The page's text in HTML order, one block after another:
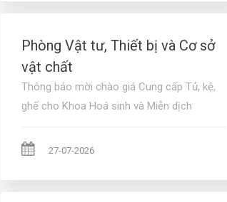
Phòng Vật tư, Thiết bị và Cơ sở
vật chất
Thông báo mời chào giá Cung cấp Tủ, kệ,
ghế cho Khoa Hoá sinh và Miễn dịch
27-07-2026